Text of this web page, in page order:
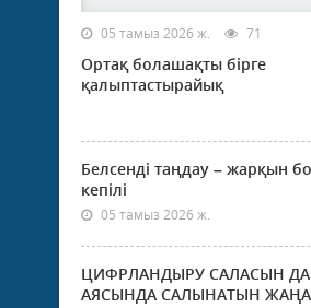
05 тамыз 2026 ж. 71
Ортақ болашақты бірге
қалыптастырайық
Белсенді таңдау – жарқын
кепілі
05 тамыз 2026 ж.
ЦИФРЛАНДЫРУ САЛАСЫН
АЯСЫНДА САЛЫНАТЫН ЖАҢА